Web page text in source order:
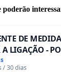
poderão
DE
A LIGAÇÃO -
/ 30 dias